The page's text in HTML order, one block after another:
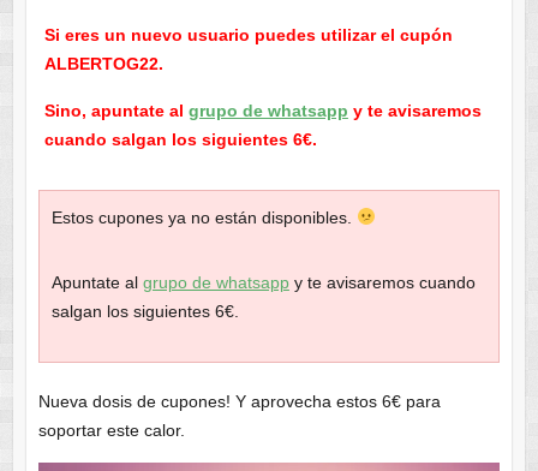
Si eres un nuevo usuario puedes utilizar el cupón
ALBERTOG22.
Sino, apuntate al grupo de whatsapp y te avisaremos
cuando salgan los siguientes 6€.
Estos cupones ya no están disponibles.
Apuntate al grupo de whatsappy te avisaremos cuando
salgan los siguientes 6€.
Nueva dosis de cupones! Y aprovecha estos 6€ para
soportar este calor.